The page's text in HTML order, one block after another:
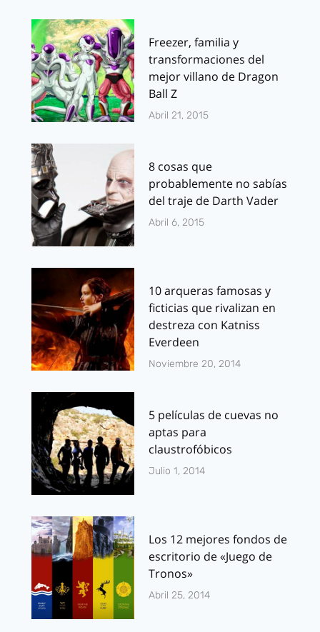
Freezer, familia y
transformaciones del
mejor villano de Dragon
Ball Z
Abril 21, 2015
8 cosas que
probablemente no sabías
del traje de Darth Vader
Abril 6, 2015
10 arqueras famosas y
ficticias que rivalizan en
destreza con Katniss
Everdeen
Noviembre 20, 2014
5 películas de cuevas no
aptas para
claustrofóbicos
Julio 1, 2014
Los 12 mejores fondos de
escritorio de «Juego de
Tronos»
Abril 25, 2014